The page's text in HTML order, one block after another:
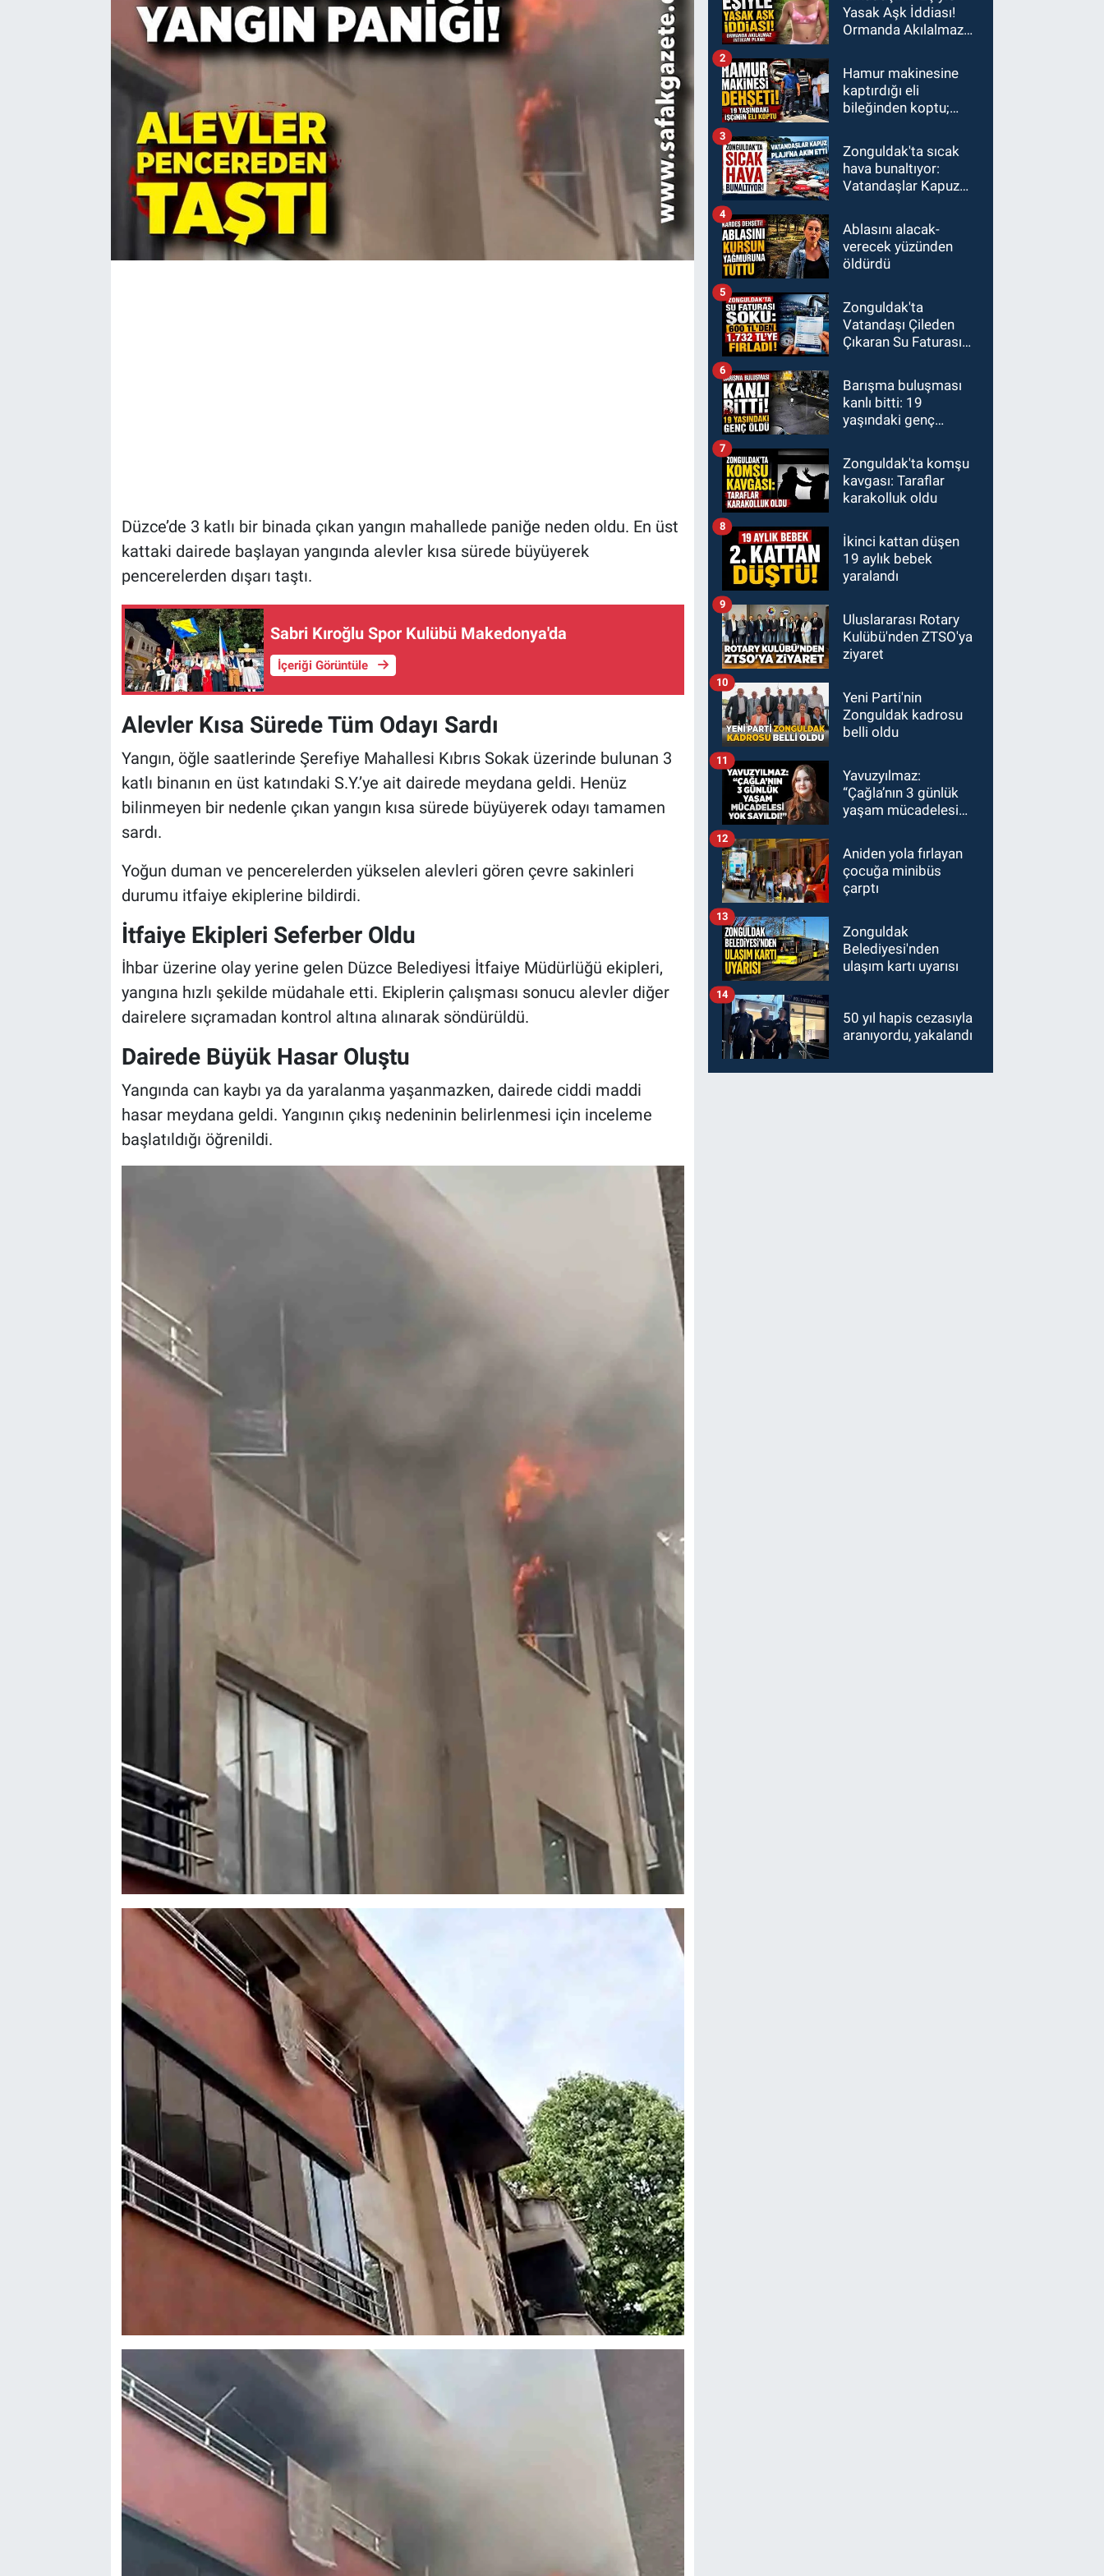
Düzce’de 3 katlı bir binada çıkan yangın mahallede paniğe neden oldu. En üst
kattaki dairede başlayan yangında alevler kısa sürede büyüyerek
pencerelerden dışarı taştı.
Sabri Kıroğlu Spor Kulübü Makedonya'da
İçeriği Görüntüle
Alevler Kısa Sürede Tüm Odayı Sardı
Yangın, öğle saatlerinde Şerefiye Mahallesi Kıbrıs Sokak üzerinde bulunan 3
katlı binanın en üst katındaki S.Y.’ye ait dairede meydana geldi. Henüz
bilinmeyen bir nedenle çıkan yangın kısa sürede büyüyerek odayı tamamen
sardı.
Yoğun duman ve pencerelerden yükselen alevleri gören çevre sakinleri
durumu itfaiye ekiplerine bildirdi.
İtfaiye Ekipleri Seferber Oldu
İhbar üzerine olay yerine gelen Düzce Belediyesi İtfaiye Müdürlüğü ekipleri,
yangına hızlı şekilde müdahale etti. Ekiplerin çalışması sonucu alevler diğer
dairelere sıçramadan kontrol altına alınarak söndürüldü.
Dairede Büyük Hasar Oluştu
Yangında can kaybı ya da yaralanma yaşanmazken, dairede ciddi maddi
hasar meydana geldi. Yangının çıkış nedeninin belirlenmesi için inceleme
başlatıldığı öğrenildi.
Yasak Aşk İddiası!
Ormanda Akılalmaz
Hamur makinesine
kaptırdığı eli
bileğinden koptu;
2
Zonguldak'ta sıcak
hava bunaltıyor:
Vatandaşlar Kapuz
3
Ablasını alacak-
verecek yüzünden
öldürdü
4
Zonguldak'ta
Vatandaşı Çileden
Çıkaran Su Faturası
1700 TL'ye
5
Barışma buluşması
kanlı bitti: 19
yaşındaki genç
6
Zonguldak'ta komşu
kavgası: Taraflar
karakolluk oldu
7
İkinci kattan düşen
19 aylık bebek
yaralandı
8
Uluslararası Rotary
Kulübü'nden ZTSO'ya
ziyaret
9
Yeni Parti'nin
Zonguldak kadrosu
belli oldu
10
Yavuzyılmaz:
“Çağla’nın 3 günlük
yaşam mücadelesi
11
Aniden yola fırlayan
çocuğa minibüs
çarptı
12
Zonguldak
Belediyesi'nden
ulaşım kartı uyarısı
13
50 yıl hapis cezasıyla
aranıyordu, yakalandı
14